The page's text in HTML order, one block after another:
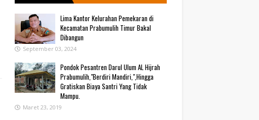
Lima Kantor Kelurahan Pemekaran di
Kecamatan Prabumulih Timur Bakal
Dibangun
September 03, 2024
Pondok Pesantren Darul Ulum AL Hijrah
Prabumulih,"Berdiri Mandiri,",Hingga
Gratiskan Biaya Santri Yang Tidak
Mampu.
Maret 23, 2019